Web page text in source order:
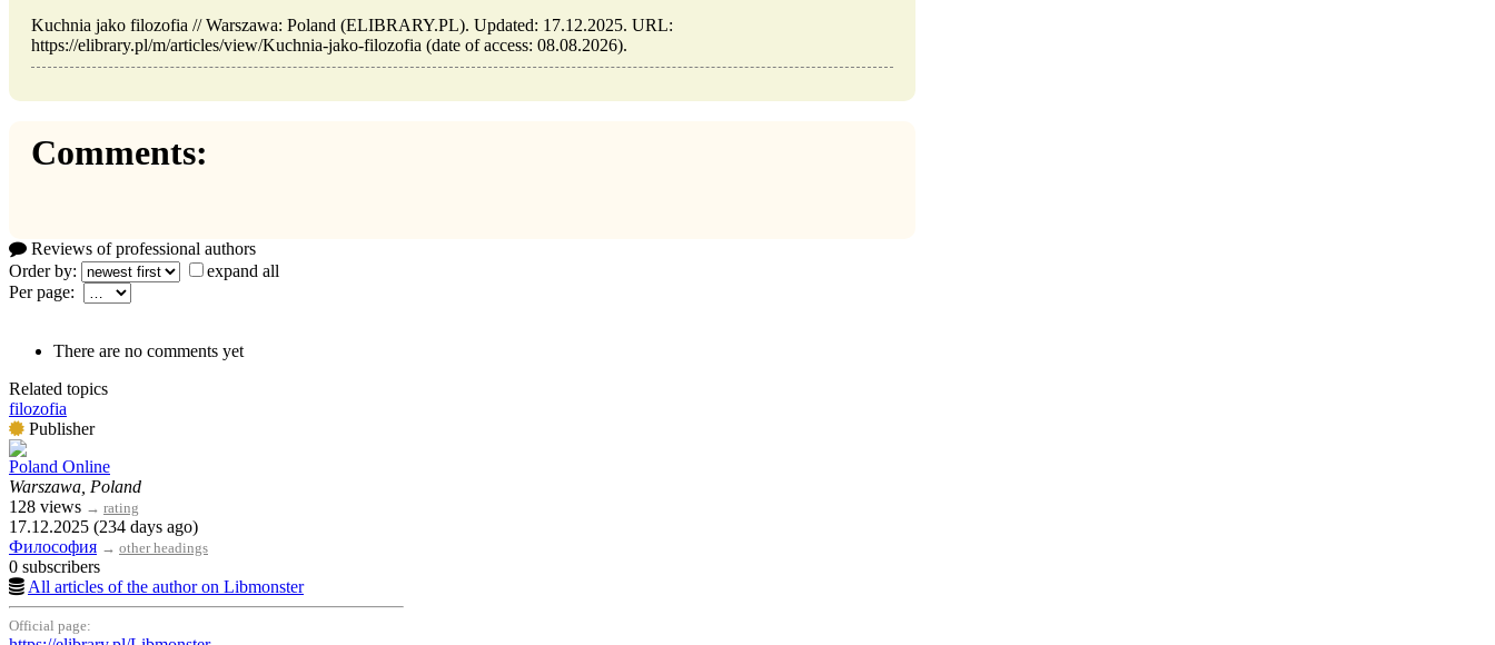
Kuchnia jako filozofia // Warszawa: Poland (ELIBRARY.PL). Updated: 17.12.2025. URL:
https://elibrary.pl/m/articles/view/Kuchnia-jako-filozofia (date of access: 08.08.2026).
Comments:
Reviews of professional authors
Order by:
expand all
Per page:
There are no comments yet
Related topics
filozofia
Publisher
Poland Online
Warszawa, Poland
128 views → rating
17.12.2025 (234 days ago)
Философия → other headings
0 subscribers
All articles of the author on Libmonster
Official page: